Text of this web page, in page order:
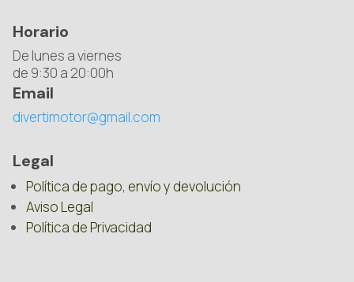
Horario
De lunes a viernes
de 9:30 a 20:00h
Email
divertimotor@gmail.com
Legal
Política de pago, envío y devolución
Aviso Legal
Política de Privacidad